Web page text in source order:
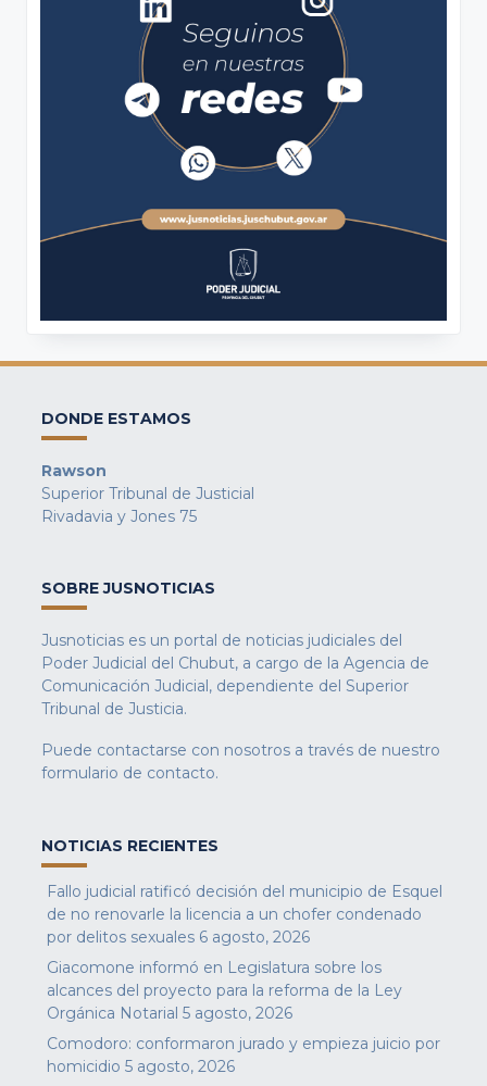
DONDE ESTAMOS
Rawson
Superior Tribunal de Justicial
Rivadavia y Jones 75
SOBRE JUSNOTICIAS
Jusnoticias es un portal de noticias judiciales del
Poder Judicial del Chubut, a cargo de la Agencia de
Comunicación Judicial, dependiente del Superior
Tribunal de Justicia.
Puede contactarse con nosotros a través de nuestro
formulario de contacto.
NOTICIAS RECIENTES
Fallo judicial ratificó decisión del municipio de Esquel
de no renovarle la licencia a un chofer condenado
por delitos sexuales 6 agosto, 2026
Giacomone informó en Legislatura sobre los
alcances del proyecto para la reforma de la Ley
Orgánica Notarial 5 agosto, 2026
Comodoro: conformaron jurado y empieza juicio por
homicidio 5 agosto, 2026